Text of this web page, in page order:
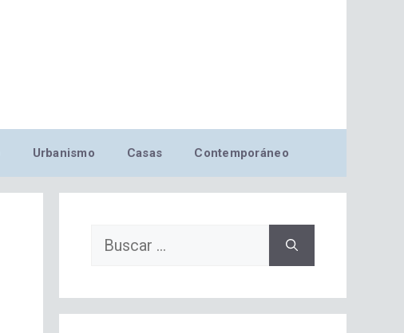
Urbanismo Casas Contemporáneo
Buscar: